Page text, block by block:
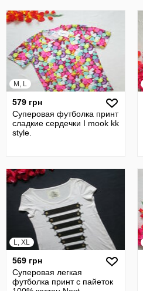
M, L
579 грн
Суперовая футболка принт
сладкие сердечки I mook kk
style.
L, XL
569 грн
Суперовая легкая
футболка принт с пайеток